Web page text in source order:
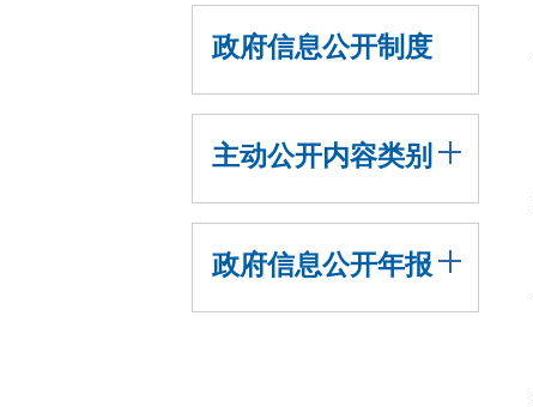
政府信息公开制度
主动公开内容类别
政府信息公开年报